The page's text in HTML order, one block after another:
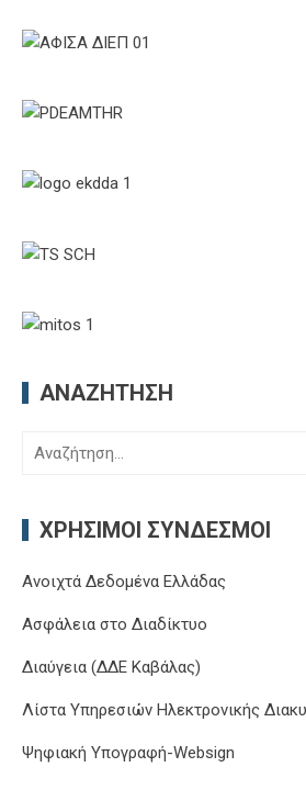
ΑΝΑΖΉΤΗΣΗ
Αναζήτηση
ΧΡΉΣΙΜΟΙ ΣΎΝΔΕΣΜΟΙ
Ανοιχτά Δεδομένα Ελλάδας
Ασφάλεια στο Διαδίκτυο
Διαύγεια (ΔΔΕ Καβάλας)
Λίστα Υπηρεσιών Ηλεκτρονικής
Ψηφιακή Υπογραφή-Websign